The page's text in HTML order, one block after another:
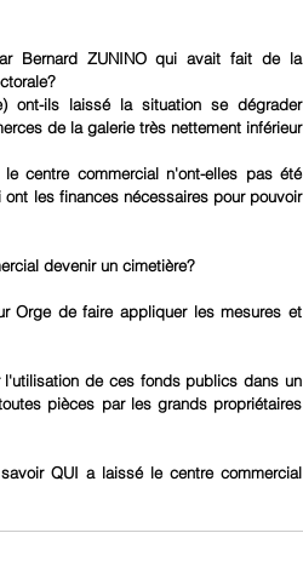
Bernard ZUNINO qui avait fait de la
ont-ils laissé la situation se dégrader
de la galerie très nettement inférieur
centre commercial n'ont-elles pas été
les finances nécessaires pour pouvoir
devenir un cimetière?
Orge de faire appliquer les mesures et
de ces fonds publics dans un
pièces par les grands propriétaires
QUI a laissé le centre commercial